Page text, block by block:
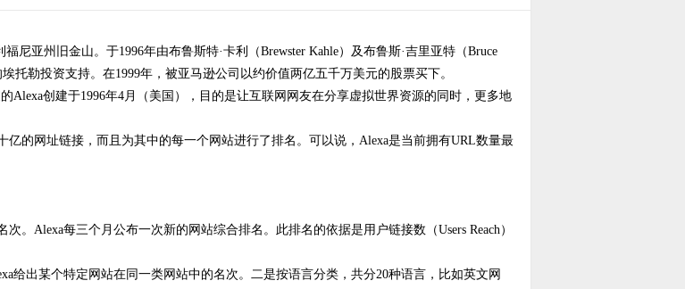
尼亚州旧金山。于1996年由布鲁斯特·卡利（Brewster Kahle）及布鲁斯·吉里亚特（Bruce
托勒投资支持。在1999年，被亚马逊公司以约价值两亿五千万美元的股票买下。
Alexa创建于1996年4月（美国），目的是让互联网网友在分享虚拟世界资源的同时，更多地
亿的网址链接，而且为其中的每一个网站进行了排名。可以说，Alexa是当前拥有URL数量最
。Alexa每三个月公布一次新的网站综合排名。此排名的依据是用户链接数（Users Reach）
给出某个特定网站在同一类网站中的名次。二是按语言分类，共分20种语言，比如英文网